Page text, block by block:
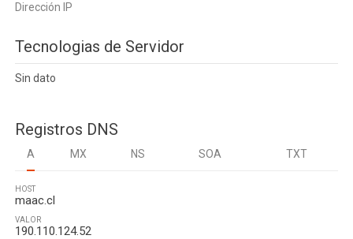
Dirección IP
Tecnologias de Servidor
Sin dato
Registros DNS
A MX NS SOA TXT
HOST
maac.cl
VALOR
190.110.124.52